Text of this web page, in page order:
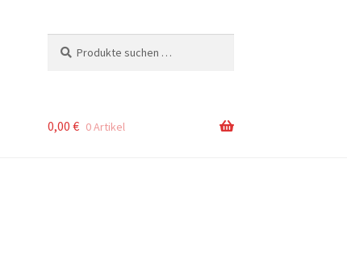
nach:
0,00 € 0 Artikel